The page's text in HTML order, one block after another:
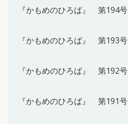
『かもめのひろば』 第194号
『かもめのひろば』 第193号
『かもめのひろば』 第192号
『かもめのひろば』 第191号